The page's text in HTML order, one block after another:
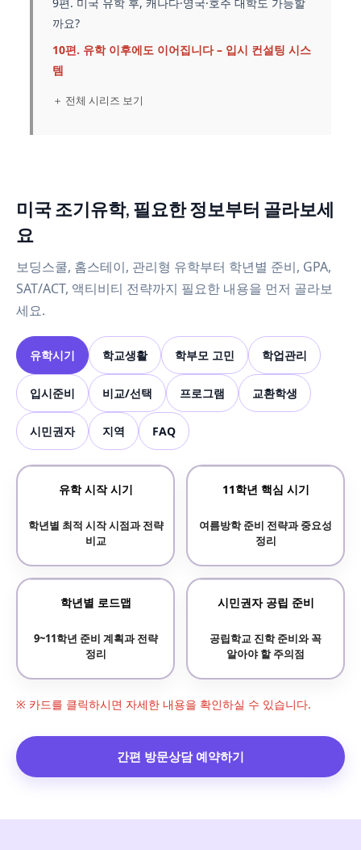
까요?
10편. 유학 이후에도 이어집니다 – 입시 컨설팅 시스
템
＋ 전체 시리즈 보기
미국 조기유학, 필요한 정보부터 골라보세
요
보딩스쿨, 홈스테이, 관리형 유학부터 학년별 준비, GPA,
SAT/ACT, 액티비티 전략까지 필요한 내용을 먼저 골라보
세요.
유학시기 학교생활 학부모 고민 학업관리
입시준비 비교/선택 프로그램 교환학생
시민권자 지역 FAQ
유학 시작 시기
학년별 최적 시작 시점과 전략
비교
11학년 핵심 시기
여름방학 준비 전략과 중요성
정리
학년별 로드맵
9~11학년 준비 계획과 전략
정리
시민권자 공립 준비
공립학교 진학 준비와 꼭
알아야 할 주의점
※ 카드를 클릭하시면 자세한 내용을 확인하실 수 있습니다.
간편 방문상담 예약하기